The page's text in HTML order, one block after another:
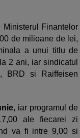
Ministerul Finantelor
de milioane de lei,
a unui titlu de
2 ani, iar sindicatul
BRD si Raiffeisen
, iar programul de
ale fiecarei zi
va fi intre 9,00 si